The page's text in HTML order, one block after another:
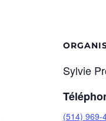
Sylvie
(514) 969-